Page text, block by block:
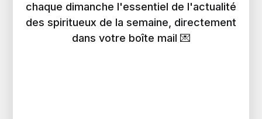
chaque dimanche l'essentiel de l'actualité
des spiritueux de la semaine, directement
dans votre boîte mail 💌